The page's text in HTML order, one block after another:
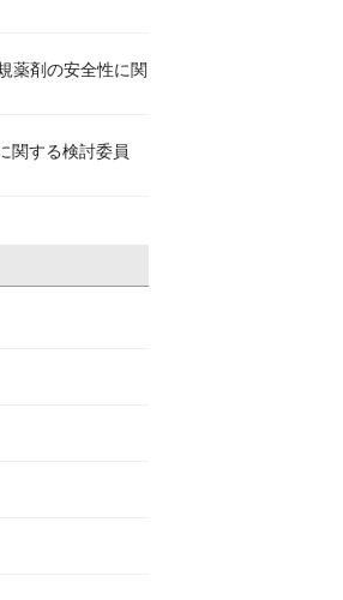
薬剤の安全性に関
関する検討委員